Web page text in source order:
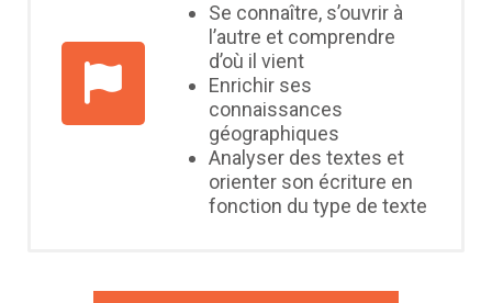
Se connaître, s’ouvrir à
l’autre et comprendre
d’où il vient
Enrichir ses
connaissances
géographiques
Analyser des textes et
orienter son écriture en
fonction du type de texte